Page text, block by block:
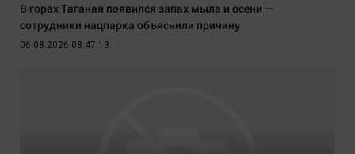
В горах Таганая появился запах мыла и осени —
сотрудники нацпарка объяснили причину
06.08.2026 08:47:13